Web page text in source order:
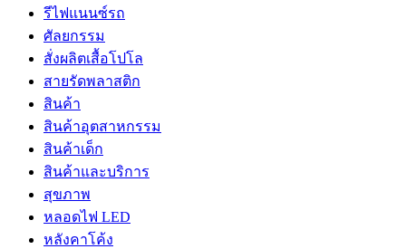
รีไฟแนนซ์รถ
ศัลยกรรม
สั่งผลิตเสื้อโปโล
สายรัดพลาสติก
สินค้า
สินค้าอุตสาหกรรม
สินค้าเด็ก
สินค้าและบริการ
สุขภาพ
หลอดไฟ LED
หลังคาโค้ง